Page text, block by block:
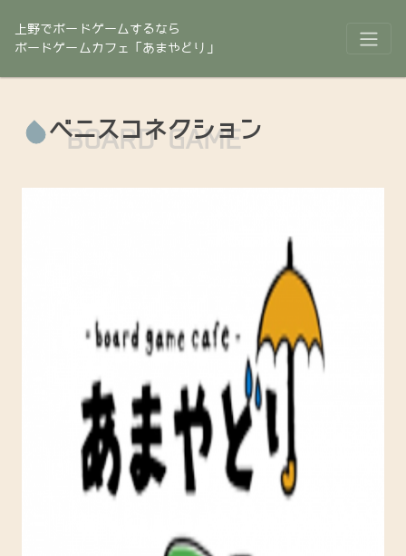
上野でボードゲームするなら
ボードゲームカフェ「あまやどり」
ベニスコネクション
BOARD GAME